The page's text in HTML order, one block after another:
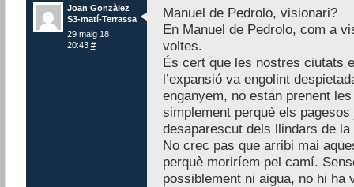
Joan Gonzàlez
S3-matí-Terrassa
29 maig 18
20:43 #
Manuel de Pedrolo, visionari?
En Manuel de Pedrolo, com a
voltes.
És cert que les nostres ciutats
l’expansió va engolint
enganyem, no estan prenent
simplement perquè els
desaparescut dels llindars de la
No crec pas que arribi mai
perquè moriríem pel camí.
possiblement ni aigua, no hi ha